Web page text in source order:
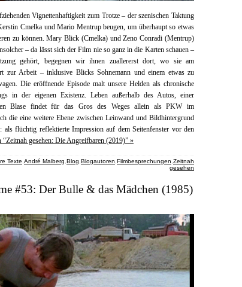
Vignettenhaftigkeit zum Trotze – der szenischen Taktung
Cmelka und Mario Mentrup beugen, um überhaupt so etwas
zu können. Mary Blick (Cmelka) und Zeno Conradi (Mentrup)
– da lässt sich der Film nie so ganz in die Karten schauen –
gehört, begegnen wir ihnen zuallererst dort, wo sie am
zur Arbeit – inklusive Blicks Sohnemann und einem etwas zu
Die eröffnende Episode malt unsere Helden als chronische
in der eigenen Existenz. Leben außerhalb des Autos, einer
Blase findet für das Gros des Weges allein als PKW im
die eine weitere Ebene zwischen Leinwand und Bildhintergrund
als flüchtig reflektierte Impression auf dem Seitenfenster vor den
“Zeitnah gesehen: Die Angreifbaren (2019)” »
Texte André Malberg Blog Blogautoren Filmbesprechungen Zeitnah
gesehen
#53: Der Bulle & das Mädchen (1985)